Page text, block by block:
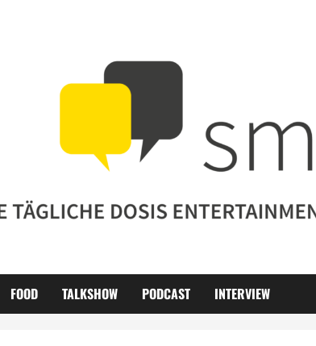
FOOD TALKSHOW PODCAST INTERVIEW